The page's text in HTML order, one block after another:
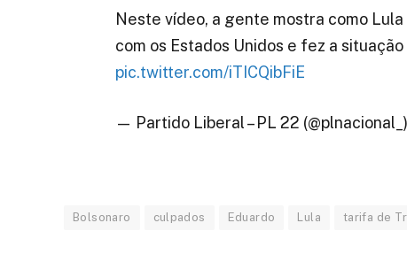
Neste vídeo, a gente mostra como
com os Estados Unidos e fez a
pic.twitter.com/iTICQibFiE
— Partido Liberal – PL 22 (@plnacional_)
Bolsonaro culpados Eduardo Lula tarifa de